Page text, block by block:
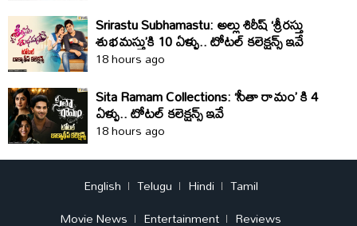
Srirastu Subhamastu: అల్లు శిరీష్ ‘శ్రీరస్తు
శుభమస్తు’కి 10 ఏళ్ళు.. టోటల్ కలెక్షన్స్ ఇవే
18 hours ago
Sita Ramam Collections: ‘సీతా రామం’ కి 4
ఏళ్ళు.. టోటల్ కలెక్షన్స్ ఇవే
18 hours ago
English Telugu Hindi
Tamil
Movie News
Entertainment Reviews